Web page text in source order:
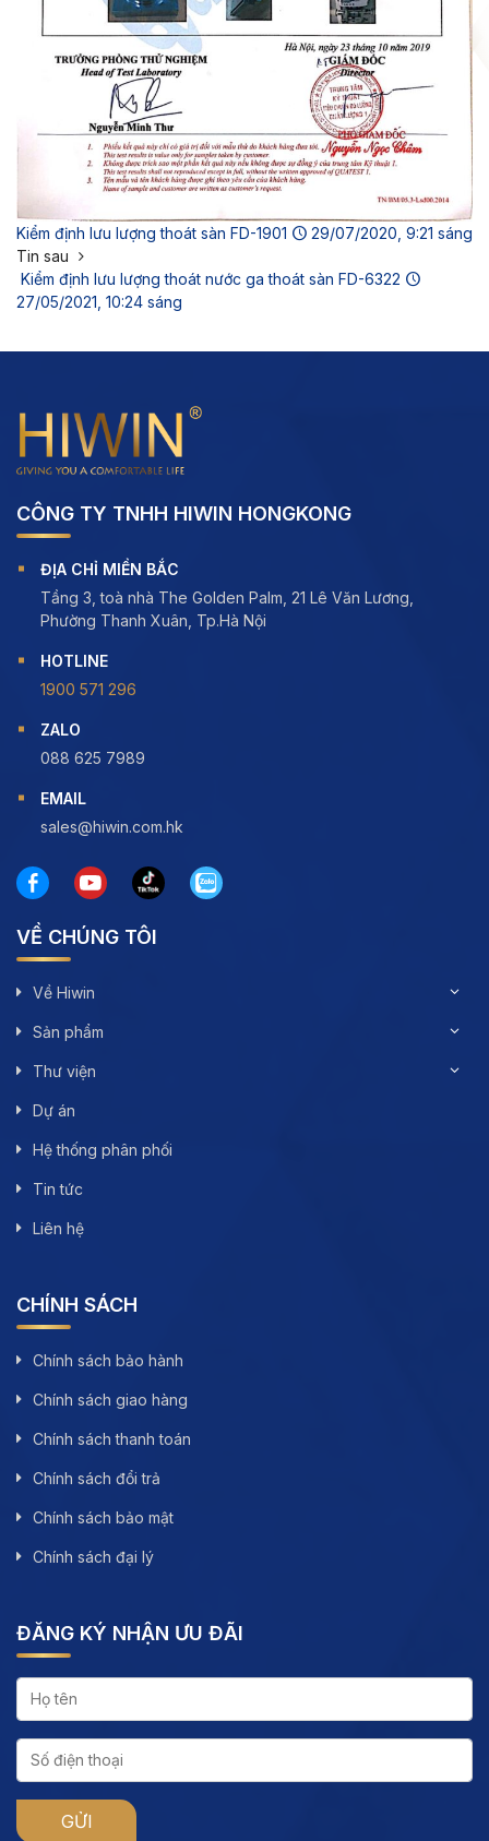
Kiểm định lưu lượng thoát sàn FD-1901
29/07/2020, 9:21 sáng
Tin sau
Kiểm định lưu lượng thoát nước ga thoát sàn FD-6322
27/05/2021, 10:24 sáng
CÔNG TY TNHH HIWIN HONGKONG
ĐỊA CHỈ MIỀN BẮC
Tầng 3, toà nhà The Golden Palm, 21 Lê Văn Lương,
Phường Thanh Xuân, Tp.Hà Nội
HOTLINE
1900 571 296
ZALO
088 625 7989
EMAIL
sales@hiwin.com.hk
VỀ CHÚNG TÔI
Về Hiwin
Sản phẩm
Thư viện
Dự án
Hệ thống phân phối
Tin tức
Liên hệ
CHÍNH SÁCH
Chính sách bảo hành
Chính sách giao hàng
Chính sách thanh toán
Chính sách đổi trả
Chính sách bảo mật
Chính sách đại lý
ĐĂNG KÝ NHẬN ƯU ĐÃI